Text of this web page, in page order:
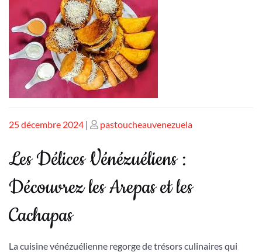
Publié
25 décembre 2024 | Publié
pastoucheauvenezuela
Les Délices Vénézuéliens :
Découvrez les Arepas et les
Cachapas
La cuisine vénézuélienne regorge de trésors culinaires qui